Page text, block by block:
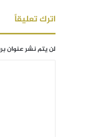
اترك تعليقاً
لن يتم نشر عنوان